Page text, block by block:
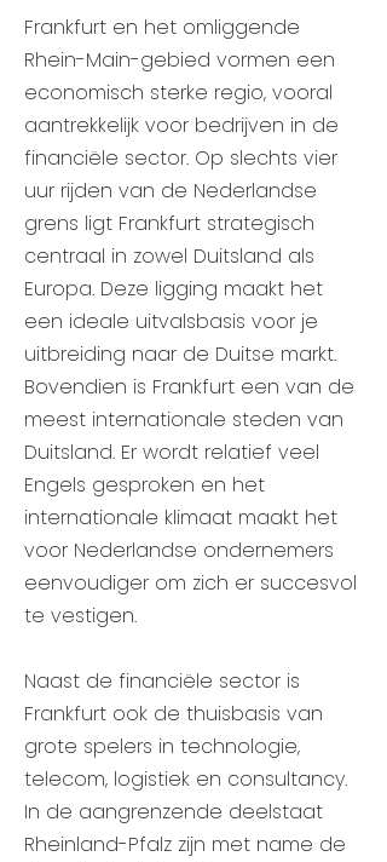
Frankfurt en het omliggende
Rhein-Main-gebied vormen een
economisch sterke regio, vooral
aantrekkelijk voor bedrijven in de
financiële sector. Op slechts vier
uur rijden van de Nederlandse
grens ligt Frankfurt strategisch
centraal in zowel Duitsland als
Europa. Deze ligging maakt het
een ideale uitvalsbasis voor je
uitbreiding naar de Duitse markt.
Bovendien is Frankfurt een van de
meest internationale steden van
Duitsland. Er wordt relatief veel
Engels gesproken en het
internationale klimaat maakt het
voor Nederlandse ondernemers
eenvoudiger om zich er succesvol
te vestigen.
Naast de financiële sector is
Frankfurt ook de thuisbasis van
grote spelers in technologie,
telecom, logistiek en consultancy.
In de aangrenzende deelstaat
Rheinland-Pfalz zijn met name de